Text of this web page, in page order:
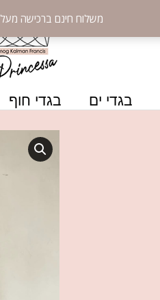
משלוח חינם ברכישה מעל 399 ש״ח
בגדי ים בגדי חוף